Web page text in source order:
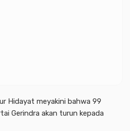
Hidayat meyakini bahwa 99
Gerindra akan turun kepada